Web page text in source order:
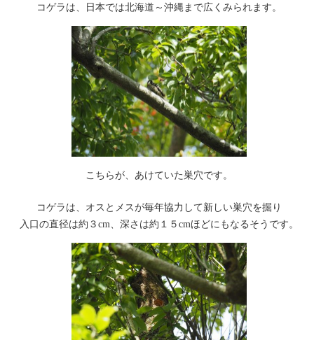
コゲラは、日本では北海道～沖縄まで広くみられます。
こちらが、あけていた巣穴です。
コゲラは、オスとメスが毎年協力して新しい巣穴を掘り
入口の直径は約３cm、深さは約１５cmほどにもなるそうです。